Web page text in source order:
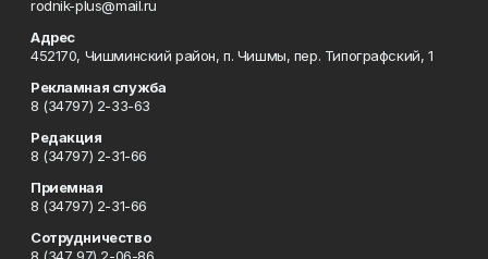
rodnik-plus@mail.ru
Адрес
452170, Чишминский район, п. Чишмы, пер. Типографский, 1
Рекламная служба
8 (34797) 2-33-63
Редакция
8 (34797) 2-31-66
Приемная
8 (34797) 2-31-66
Сотрудничество